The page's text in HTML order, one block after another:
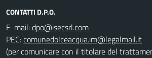
CONTATTI D.P.O.
E-mail:
PEC:
(per comunicare con il titolare del